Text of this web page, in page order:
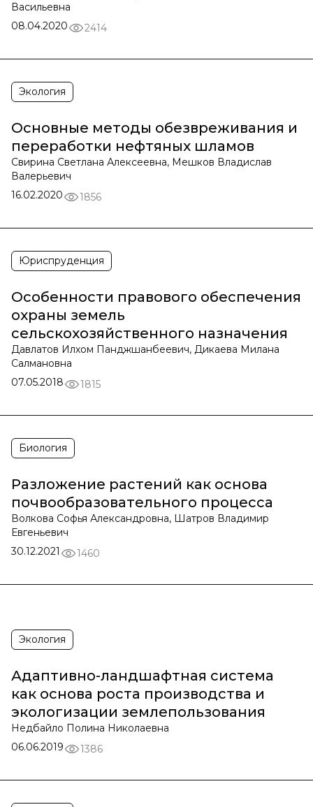
Васильевна
08.04.2020
2414
Экология
Основные методы обезвреживания и
переработки нефтяных шламов
Свирина Светлана Алексеевна, Мешков Владислав
Валерьевич
16.02.2020
1856
Юриспруденция
Особенности правового обеспечения
охраны земель
сельскохозяйственного назначения
Давлатов Илхом Панджшанбеевич, Дикаева Милана
Салмановна
07.05.2018
1815
Биология
Разложение растений как основа
почвообразовательного процесса
Волкова Софья Александровна, Шатров Владимир
Евгеньевич
30.12.2021
1460
Экология
Адаптивно-ландшафтная система
как основа роста производства и
экологизации землепользования
Недбайло Полина Николаевна
06.06.2019
1386